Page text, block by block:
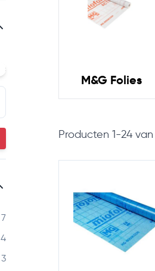
7products available
4products available
3products available
M&G Folies
Producten 1-24 van